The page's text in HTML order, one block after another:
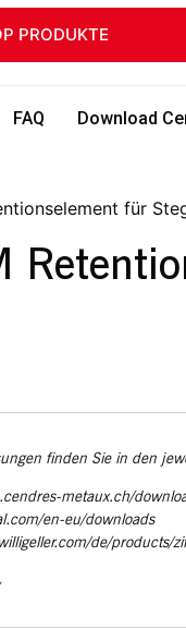
PRODUKTE
FAQ Download
für
finden Sie in den
metaux.ch/
en-eu/downloads
de/products/zif